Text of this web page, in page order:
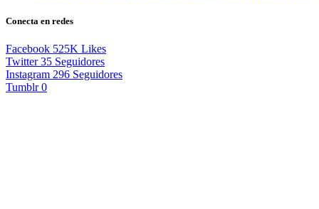
Conecta en redes
Facebook 525K Likes
Twitter 35 Seguidores
Instagram 296 Seguidores
Tumblr 0